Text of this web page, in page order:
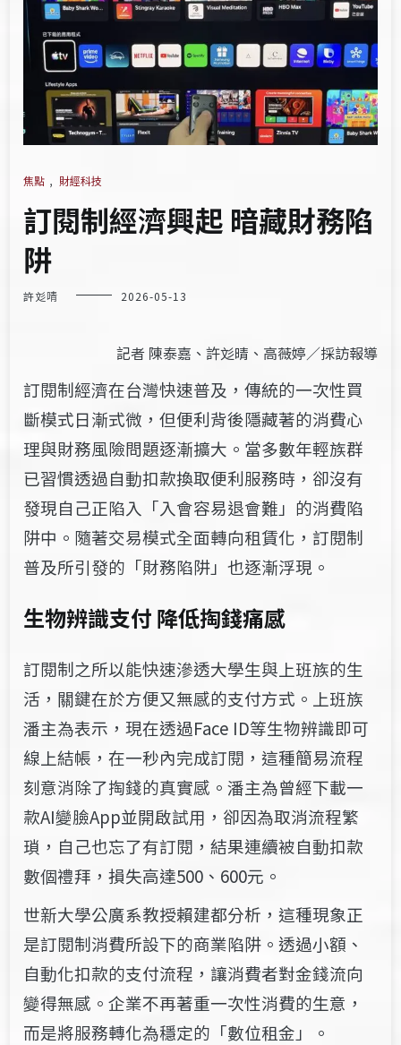
焦點 , 財經科技
訂閱制經濟興起 暗藏財務陷
阱
許彣啨 2026-05-13
記者 陳泰嘉、許彣晴、高薇婷／採訪報導
訂閱制經濟在台灣快速普及，傳統的一次性買
斷模式日漸式微，但便利背後隱藏著的消費心
理與財務風險問題逐漸擴大。當多數年輕族群
已習慣透過自動扣款換取便利服務時，卻沒有
發現自己正陷入「入會容易退會難」的消費陷
阱中。隨著交易模式全面轉向租賃化，訂閱制
普及所引發的「財務陷阱」也逐漸浮現。
生物辨識支付 降低掏錢痛感
訂閱制之所以能快速滲透大學生與上班族的生
活，關鍵在於方便又無感的支付方式 。上班族
潘主為表示，現在透過Face ID等生物辨識即可
線上結帳，在一秒內完成訂閱，這種簡易流程
刻意消除了掏錢的真實感。潘主為曾經下載一
款AI變臉App並開啟試用，卻因為取消流程繁
瑣， 自己也忘了有訂閱 ，結果連續被自動扣款
數個禮拜，損失高達500、600元。
世新大學公廣系教授賴建都分析，這種現象正
是訂閱制消費所設下的商業陷阱。透過小額、
自動化扣款的支付流程，讓消費者對金錢流向
變得無感。企業不再著重一次性消費的生意，
而是將服務轉化為穩定的「數位租金」。